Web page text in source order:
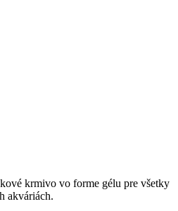
krmivo vo forme gélu pre všetky
akváriách.